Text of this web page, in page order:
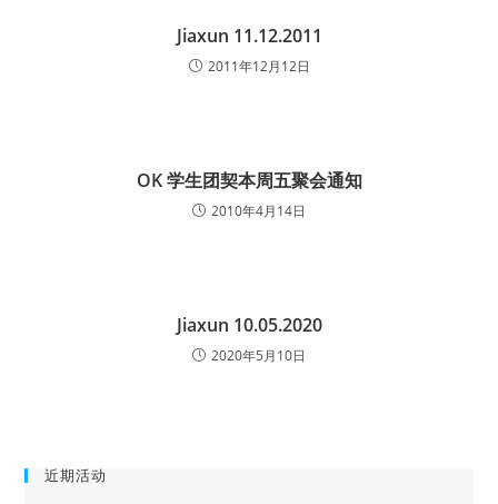
Jiaxun 11.12.2011
2011年12月12日
OK 学生团契本周五聚会通知
2010年4月14日
Jiaxun 10.05.2020
2020年5月10日
近期活动